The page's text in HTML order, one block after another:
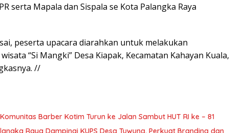
serta Mapala dan Sispala se Kota Palangka Raya
peserta upacara diarahkan untuk melakukan
“Si Mangki” Desa Kiapak, Kecamatan Kahayan Kuala,
//
Barber Kotim Turun ke Jalan Sambut HUT RI ke – 81
Raya Dampingi KUPS Desa Tuwung, Perkuat Branding dan